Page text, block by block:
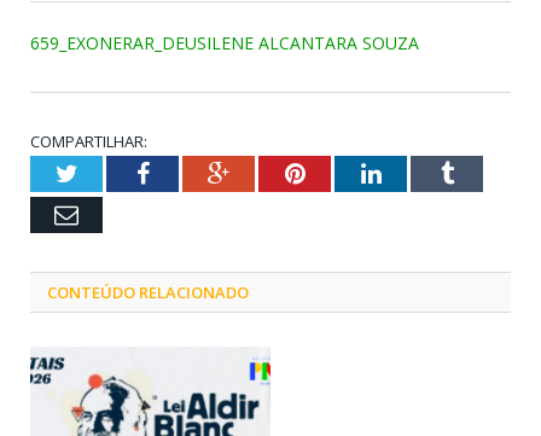
659_EXONERAR_DEUSILENE ALCANTARA SOUZA
COMPARTILHAR:
TwitterFacebookGoogle+PinterestLinkedInTumblr
Email
CONTEÚDO RELACIONADO